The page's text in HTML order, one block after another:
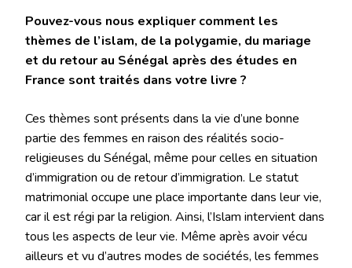
Pouvez-vous nous expliquer comment les
thèmes de l’islam, de la polygamie, du mariage
et du retour au Sénégal après des études en
France sont traités dans votre livre ?
Ces thèmes sont présents dans la vie d’une bonne
partie des femmes en raison des réalités socio-
religieuses du Sénégal, même pour celles en situation
d’immigration ou de retour d’immigration. Le statut
matrimonial occupe une place importante dans leur vie,
car il est régi par la religion. Ainsi, l’Islam intervient dans
tous les aspects de leur vie. Même après avoir vécu
ailleurs et vu d’autres modes de sociétés, les femmes